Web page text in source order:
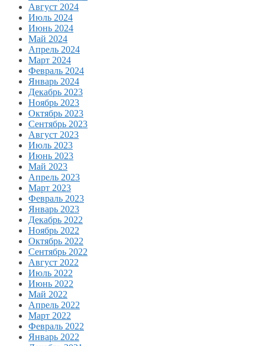
Август 2024
Июль 2024
Июнь 2024
Май 2024
Апрель 2024
Март 2024
Февраль 2024
Январь 2024
Декабрь 2023
Ноябрь 2023
Октябрь 2023
Сентябрь 2023
Август 2023
Июль 2023
Июнь 2023
Май 2023
Апрель 2023
Март 2023
Февраль 2023
Январь 2023
Декабрь 2022
Ноябрь 2022
Октябрь 2022
Сентябрь 2022
Август 2022
Июль 2022
Июнь 2022
Май 2022
Апрель 2022
Март 2022
Февраль 2022
Январь 2022